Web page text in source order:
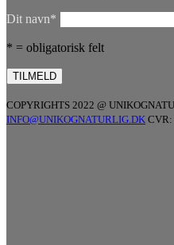
Dit navn*
* = obligatorisk felt
COPYRIGHTS 2022 @
INFO@UNIKOGNATURLIG.DK CVR: